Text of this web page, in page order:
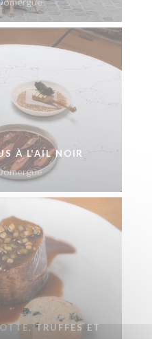
À L'AIL NOIR
TRUFFES ET